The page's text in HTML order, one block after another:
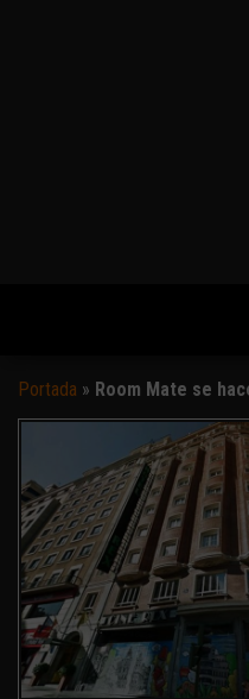
Portada » Room Mate se